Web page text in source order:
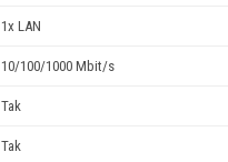
1x LAN
10/100/1000 Mbit/s
Tak
Tak